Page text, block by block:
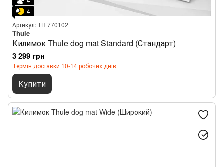
4
Артикул: TH 770102
Thule
Килимок Thule dog mat Standard (Стандарт)
3 299 грн
Термін доставки 10-14 робочих днів
Купити